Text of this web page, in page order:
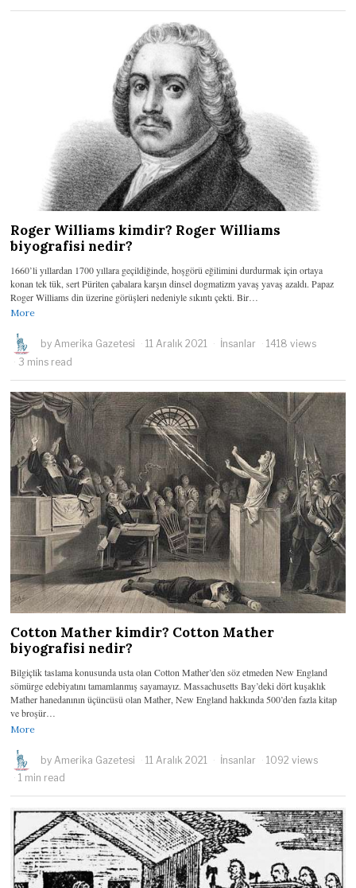
Roger Williams kimdir? Roger Williams
biyografisi nedir?
1660’li yıllardan 1700 yıllara geçildiğinde, hoşgörü eğilimini durdurmak için ortaya
konan tek tük, sert Püriten çabalara karşın dinsel dogmatizm yavaş yavaş azaldı. Papaz
Roger Williams din üzerine görüşleri nedeniyle sıkıntı çekti. Bir…
More
by Amerika Gazetesi 11 Aralık 2021 İnsanlar
1418 views
3 mins read
Cotton Mather kimdir? Cotton Mather
biyografisi nedir?
Bilgiçlik taslama konusunda usta olan Cotton Mather’den söz etmeden New England
sömürge edebiyatını tamamlanmış sayamayız. Massachusetts Bay’deki dört kuşaklık
Mather hanedanının üçüncüsü olan Mather, New England hakkında 500’den fazla kitap
ve broşür…
More
by Amerika Gazetesi 11 Aralık 2021 İnsanlar
1092 views
1 min read